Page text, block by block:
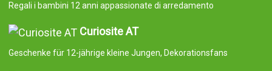
Regali i bambini 12 anni appassionate di arredamento
Curiosite AT
Geschenke für 12-jährige kleine Jungen, Dekorationsfans